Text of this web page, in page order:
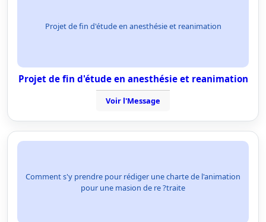
Projet de fin d'étude en anesthésie et reanimation
Projet de fin d'étude en anesthésie et reanimation
Voir l'Message
Comment s'y prendre pour rédiger une charte de l'animation
pour une masion de re ?traite